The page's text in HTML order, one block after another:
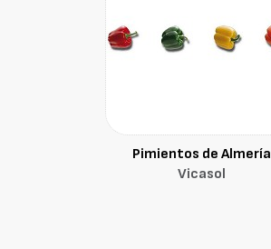
Pimientos de Almería
Vicasol